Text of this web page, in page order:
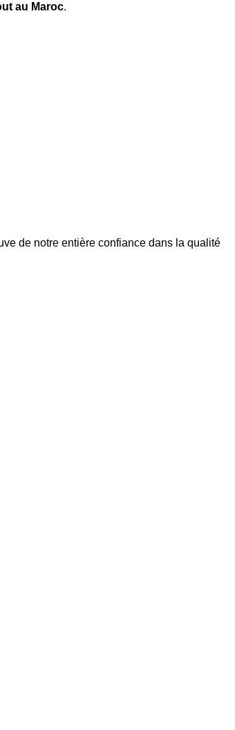
au Maroc.
de notre entière confiance dans la qualité